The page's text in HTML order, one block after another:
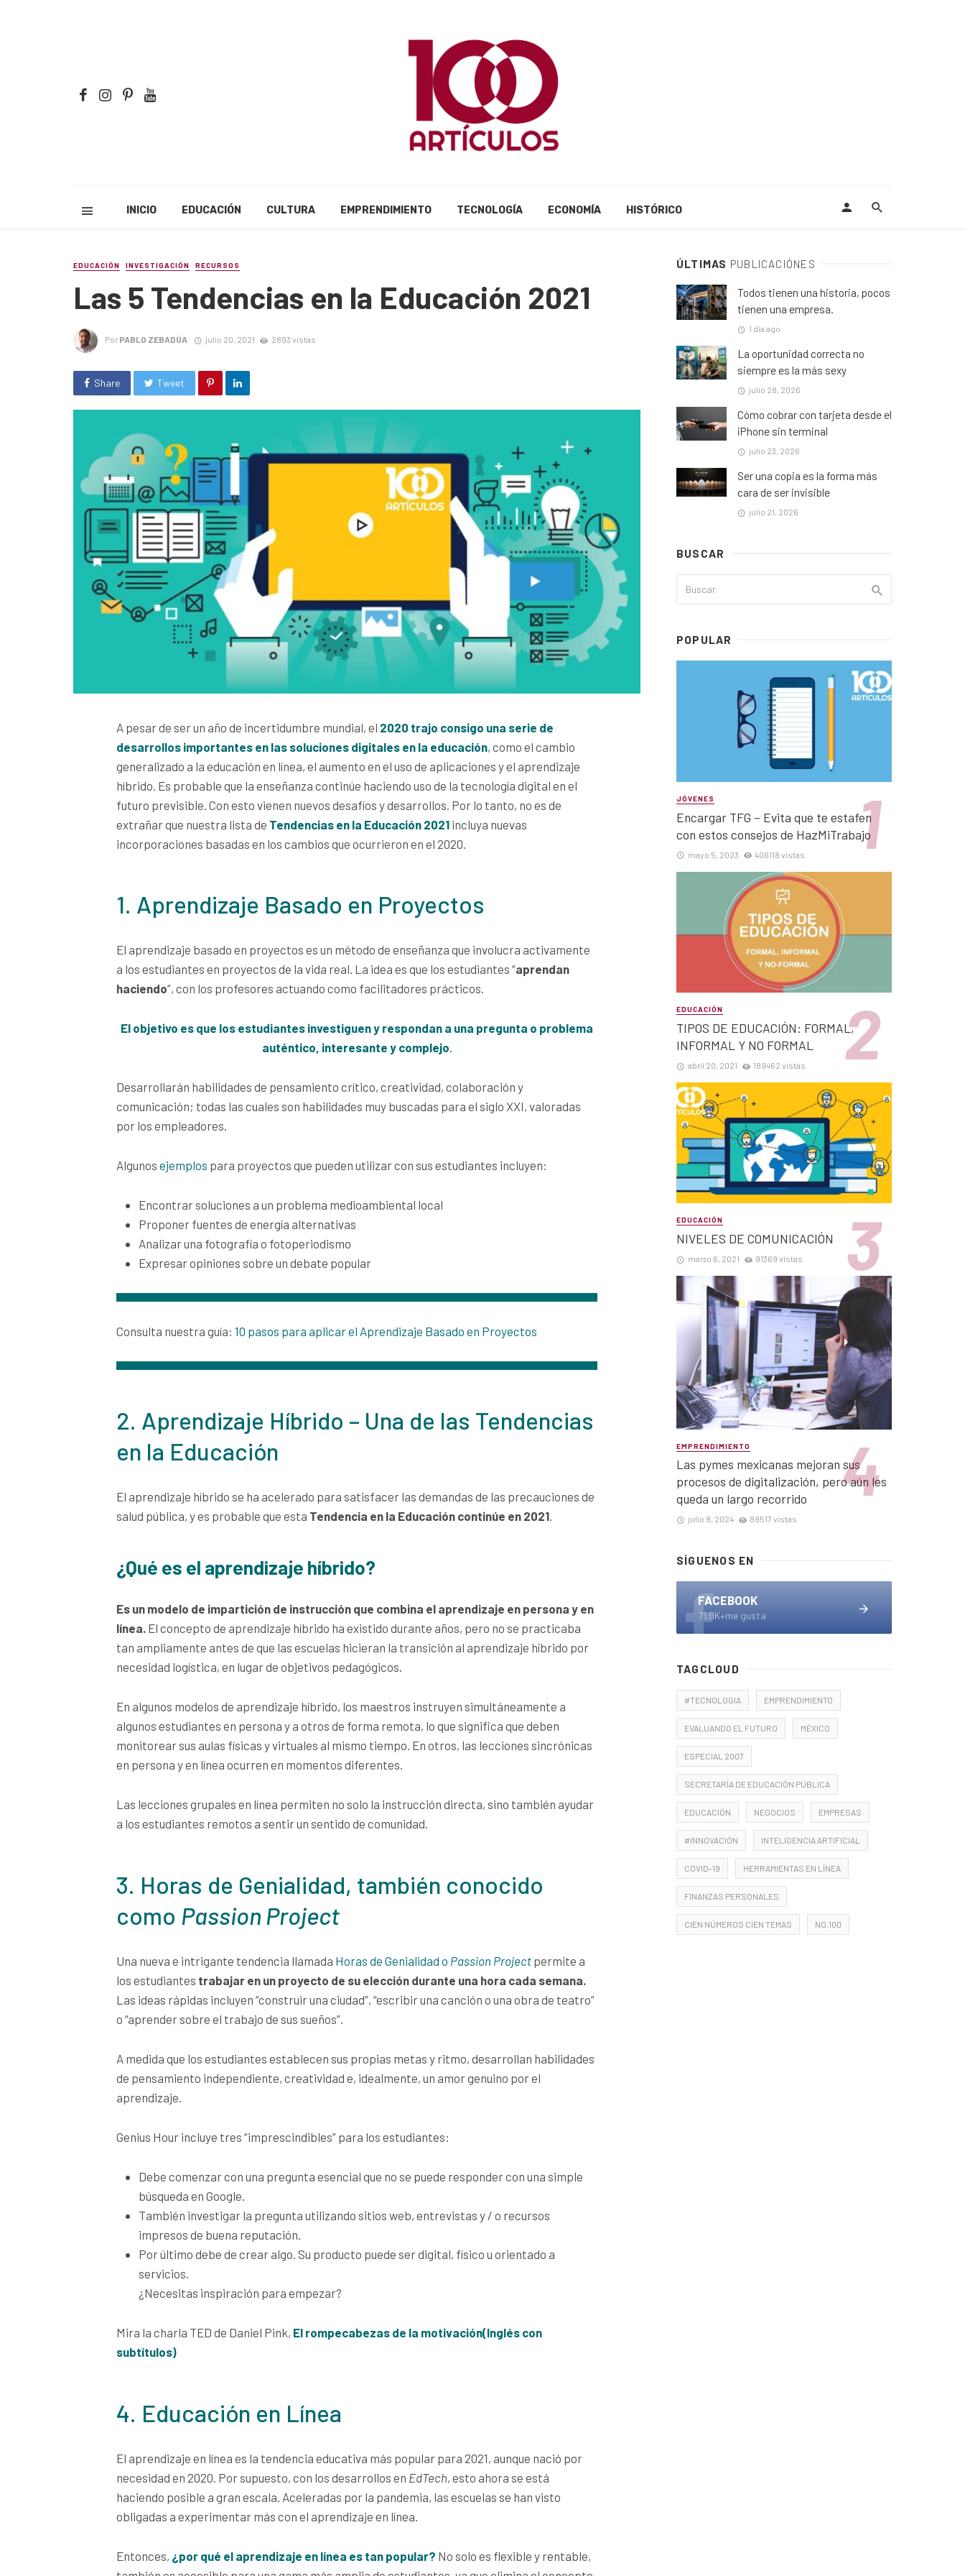
INICIO EDUCACIÓN CULTURA EMPRENDIMIENTO TECNOLOGÍA ECONOMÍA HISTÓRICO
EDUCACIÓN INVESTIGACIÓN RECURSOS
Las 5 Tendencias en la Educación 2021
Por PABLO ZEBADÚA julio 20, 2021 2893 vistas
Share Tweet
A pesar de ser un año de incertidumbre mundial, el 2020 trajo consigo una serie de
desarrollos importantes en las soluciones digitales en la educación, como el cambio
generalizado a la educación en línea, el aumento en el uso de aplicaciones y el aprendizaje
híbrido. Es probable que la enseñanza continúe haciendo uso de la tecnología digital en el
futuro previsible. Con esto vienen nuevos desafíos y desarrollos. Por lo tanto, no es de
extrañar que nuestra lista de Tendencias en la Educación 2021 incluya nuevas
incorporaciones basadas en los cambios que ocurrieron en el 2020.
1. Aprendizaje Basado en Proyectos
El aprendizaje basado en proyectos es un método de enseñanza que involucra activamente
a los estudiantes en proyectos de la vida real. La idea es que los estudiantes “aprendan
haciendo“, con los profesores actuando como facilitadores prácticos.
El objetivo es que los estudiantes investiguen y respondan a una pregunta o problema
auténtico, interesante y complejo.
Desarrollarán habilidades de pensamiento crítico, creatividad, colaboración y
comunicación; todas las cuales son habilidades muy buscadas para el siglo XXI, valoradas
por los empleadores.
Algunos ejemplos para proyectos que pueden utilizar con sus estudiantes incluyen:
Encontrar soluciones a un problema medioambiental local
Proponer fuentes de energía alternativas
Analizar una fotografía o fotoperiodismo
Expresar opiniones sobre un debate popular
Consulta nuestra guía: 10 pasos para aplicar el Aprendizaje Basado en Proyectos
2. Aprendizaje Híbrido – Una de las Tendencias
en la Educación
El aprendizaje híbrido se ha acelerado para satisfacer las demandas de las precauciones de
salud pública, y es probable que esta Tendencia en la Educación continúe en 2021.
¿Qué es el aprendizaje híbrido?
Es un modelo de impartición de instrucción que combina el aprendizaje en persona y en
línea. El concepto de aprendizaje híbrido ha existido durante años, pero no se practicaba
tan ampliamente antes de que las escuelas hicieran la transición al aprendizaje híbrido por
necesidad logística, en lugar de objetivos pedagógicos.
En algunos modelos de aprendizaje híbrido, los maestros instruyen simultáneamente a
algunos estudiantes en persona y a otros de forma remota, lo que significa que deben
monitorear sus aulas físicas y virtuales al mismo tiempo. En otros, las lecciones sincrónicas
en persona y en línea ocurren en momentos diferentes.
Las lecciones grupales en línea permiten no solo la instrucción directa, sino también ayudar
a los estudiantes remotos a sentir un sentido de comunidad.
3. Horas de Genialidad, también conocido
como Passion Project
Una nueva e intrigante tendencia llamada Horas de Genialidad o Passion Project permite a
los estudiantes trabajar en un proyecto de su elección durante una hora cada semana.
Las ideas rápidas incluyen “construir una ciudad”, “escribir una canción o una obra de teatro”
o “aprender sobre el trabajo de sus sueños”.
A medida que los estudiantes establecen sus propias metas y ritmo, desarrollan habilidades
de pensamiento independiente, creatividad e, idealmente, un amor genuino por el
aprendizaje.
Genius Hour incluye tres “imprescindibles” para los estudiantes:
Debe comenzar con una pregunta esencial que no se puede responder con una simple
búsqueda en Google.
También investigar la pregunta utilizando sitios web, entrevistas y / o recursos
impresos de buena reputación.
Por último debe de crear algo. Su producto puede ser digital, físico u orientado a
servicios.
¿Necesitas inspiración para empezar?
Mira la charla TED de Daniel Pink, El rompecabezas de la motivación(Inglés con
subtítulos)
4. Educación en Línea
El aprendizaje en línea es la tendencia educativa más popular para 2021, aunque nació por
necesidad en 2020. Por supuesto, con los desarrollos en EdTech, esto ahora se está
haciendo posible a gran escala. Aceleradas por la pandemia, las escuelas se han visto
obligadas a experimentar más con el aprendizaje en línea.
Entonces, ¿por qué el aprendizaje en línea es tan popular? No solo es flexible y rentable,
ÚLTIMAS PUBLICACIÓNES
Todos tienen una historia, pocos
tienen una empresa.
1 día ago
La oportunidad correcta no
siempre es la más sexy
julio 28, 2026
Cómo cobrar con tarjeta desde el
iPhone sin terminal
julio 23, 2026
Ser una copia es la forma más
cara de ser invisible
julio 21, 2026
BUSCAR
POPULAR
JÓVENES
Encargar TFG – Evita que te estafen
con estos consejos de HazMiTrabajo
mayo 5, 2023 406118 vistas
EDUCACIÓN
TIPOS DE EDUCACIÓN: FORMAL,
INFORMAL Y NO FORMAL
abril 20, 2021 189462 vistas
EDUCACIÓN
NIVELES DE COMUNICACIÓN
marzo 6, 2021 91369 vistas
EMPRENDIMIENTO
Las pymes mexicanas mejoran sus
procesos de digitalización, pero aún les
queda un largo recorrido
julio 9, 2024 89517 vistas
SÍGUENOS EN
FACEBOOK
71.9K+me gusta
TAGCLOUD
#TECNOLOGIA EMPRENDIMIENTO
EVALUANDO EL FUTURO MÉXICO
ESPECIAL 2007
SECRETARÍA DE EDUCACIÓN PÚBLICA
EDUCACIÓN NEGOCIOS EMPRESAS
#INNOVACIÓN INTELIGENCIA ARTIFICIAL
COVID-19 HERRAMIENTAS EN LÍNEA
FINANZAS PERSONALES
CIEN NÚMEROS CIEN TEMAS NO.100